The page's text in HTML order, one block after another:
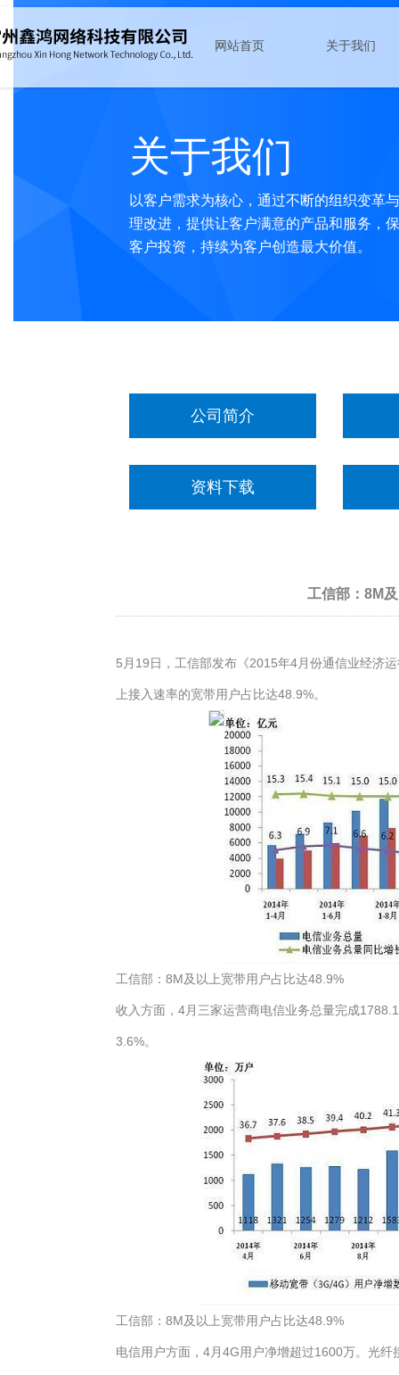
网站首页 关于我们
新闻动态
防火墙
无线
上网行为管理
系统软件
服务器
存储器
关于我们
以客户需求为核心，通过不断的组织变革
理改进，提供让客户满意的产品和服务，
客户投资，持续为客户创造最大价值。
公司简介
资料下载
工信部：8M
5月19日，工信部发布《2015年4月份通信业经济
上接入速率的宽带用户占比达48.9%。
工信部：8M及以上宽带用户占比达48.9%
收入方面，4月三家运营商电信业务总量完成
3.6%。
工信部：8M及以上宽带用户占比达48.9%
电信用户方面，4月4G用户净增超过1600万。光